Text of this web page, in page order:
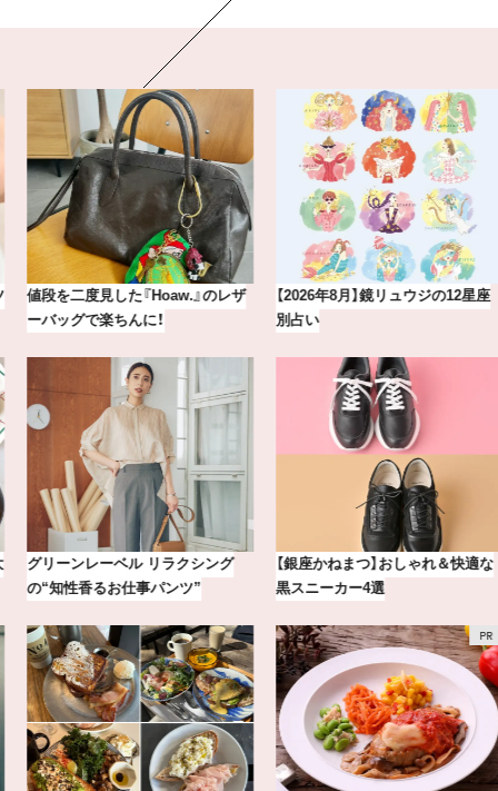
【2026年8月】鏡リュウジの12星座
別占い
【BAILA×OMO】ウオズミアミ描き
下ろし！金沢の旅リスト
【銀座かねまつ】おしゃれ＆快適な
黒スニーカー4選
気分が上がる「フルラ」のアイウェ
アを「眼鏡市場」で探して。